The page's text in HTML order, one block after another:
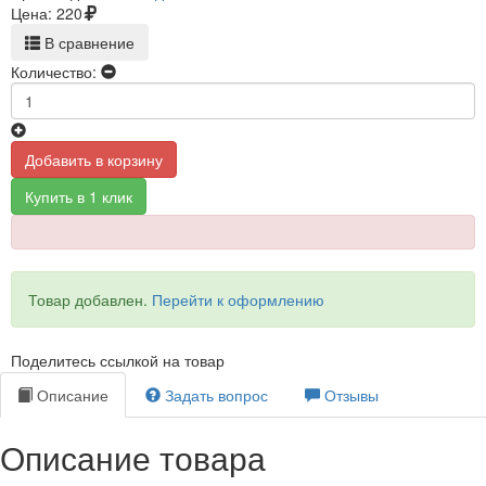
Цена: 220
В сравнение
Количество:
Добавить в корзину
Купить в 1 клик
Товар добавлен. Перейти к оформлению
Поделитесь ссылкой на товар
Описание
Задать вопрос Отзывы
Описание товара